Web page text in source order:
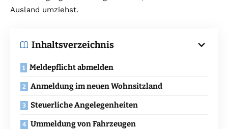
Ausland umziehst.
Inhaltsverzeichnis
Meldepflicht abmelden
Anmeldung im neuen Wohnsitzland
Steuerliche Angelegenheiten
Ummeldung von Fahrzeugen